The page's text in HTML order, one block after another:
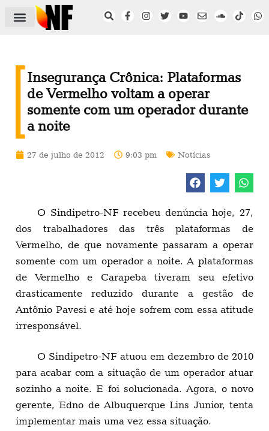
Insegurança Crônica: Plataformas
de Vermelho voltam a operar
somente com um operador durante
a noite
27 de julho de 2012 9:03 pm Notícias
O Sindipetro-NF recebeu denúncia hoje, 27,
dos trabalhadores das três plataformas de
Vermelho, de que novamente passaram a operar
somente com um operador a noite. A plataformas
de Vermelho e Carapeba tiveram seu efetivo
drasticamente reduzido durante a gestão de
Antônio Pavesi e até hoje sofrem com essa atitude
irresponsável.
O Sindipetro-NF atuou em dezembro de 2010
para acabar com a situação de um operador atuar
sozinho a noite. E foi solucionada. Agora, o novo
gerente, Edno de Albuquerque Lins Junior, tenta
implementar mais uma vez essa situação.